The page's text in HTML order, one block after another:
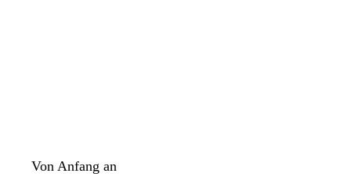
Von Anfang an